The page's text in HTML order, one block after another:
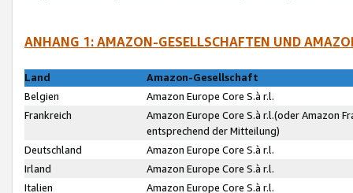
ANHANG 1: AMAZON-GESELLSCHAFTEN UND
Land
Amazon-Gesellschaft
Belgien
Amazon Europe Core S.à r.l.
Frankreich
Amazon Europe Core S.à r.l.(oder Amazon
entsprechend der Mitteilung)
Deutschland
Amazon Europe Core S.à r.l.
Irland
Amazon Europe Core S.à r.l.
Italien
Amazon Europe Core S.à r.l.